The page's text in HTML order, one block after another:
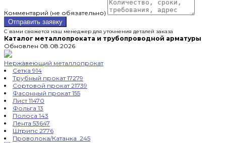
Комментарий (не обязательно)
Отправить заявку
С вами свяжется наш менеджер для уточнения деталей заказа
Каталог металлопроката и трубопроводной арматуры
Обновлен 08.08.2026
Нержавеющий металлопрокат
Сетка 914
Трубный прокат17279
Сортовой прокат21739
Фасонный прокат155
Лист11470
Фольга 13
Полоса 143
Лента 53647
Штрипс 2776
Проволока/Катанка 245